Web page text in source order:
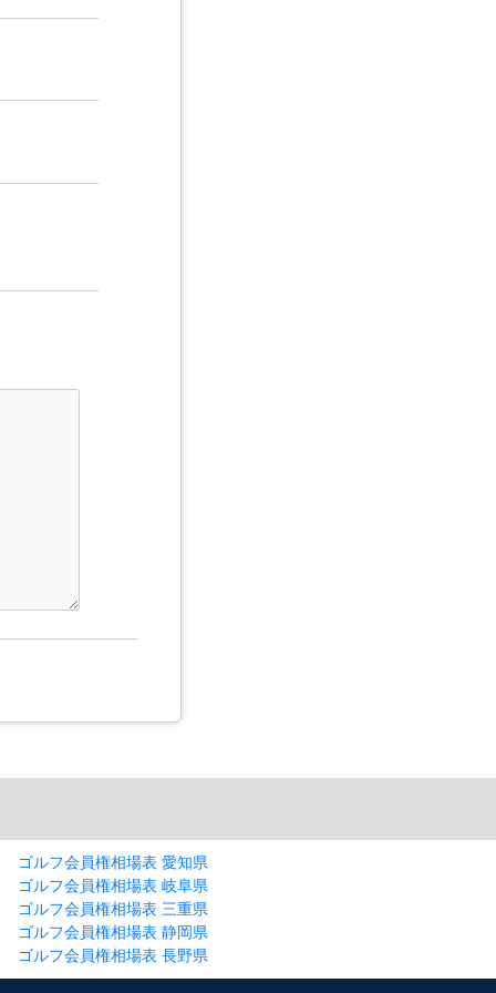
ゴルフ会員権相場表 愛知県
ゴルフ会員権相場表 岐阜県
ゴルフ会員権相場表 三重県
ゴルフ会員権相場表 静岡県
ゴルフ会員権相場表 長野県